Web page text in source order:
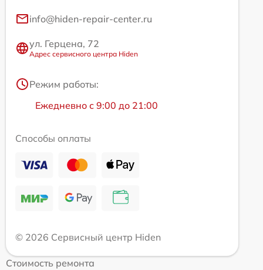
info@hiden-repair-center.ru
ул. Герцена, 72
Адрес сервисного центра Hiden
Режим работы:
Ежедневно с 9:00 до 21:00
Способы оплаты
© 2026 Сервисный центр Hiden
Стоимость ремонта